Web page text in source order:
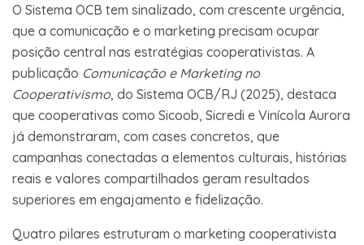
O Sistema OCB tem sinalizado, com crescente urgência,
que a comunicação e o marketing precisam ocupar
posição central nas estratégias cooperativistas. A
publicação Comunicação e Marketing no
Cooperativismo, do Sistema OCB/RJ (2025), destaca
que cooperativas como Sicoob, Sicredi e Vinícola Aurora
já demonstraram, com cases concretos, que
campanhas conectadas a elementos culturais, histórias
reais e valores compartilhados geram resultados
superiores em engajamento e fidelização.
Quatro pilares estruturam o marketing cooperativista